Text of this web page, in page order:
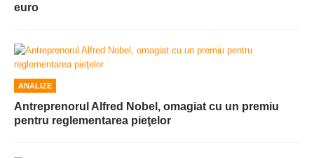
euro
ANALIZE
Antreprenorul Alfred Nobel, omagiat cu un premiu
pentru reglementarea pieţelor